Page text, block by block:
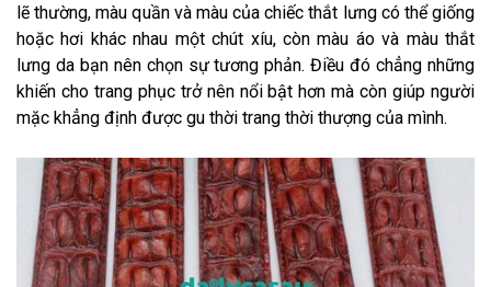
lẽ thường, màu quần và màu của chiếc thắt lưng có thể giống
hoặc hơi khác nhau một chút xíu, còn màu áo và màu thắt
lưng da bạn nên chọn sự tương phản. Điều đó chẳng những
khiến cho trang phục trở nên nổi bật hơn mà còn giúp người
mặc khẳng định được gu thời trang thời thượng của mình.